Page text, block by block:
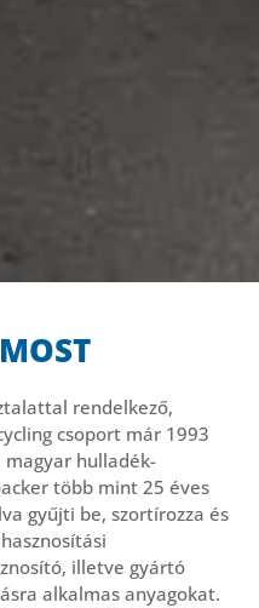
rendelkező,
csoport már 1993
hulladék-
több mint 25 éves
gyűjti be, szortírozza és
illetve gyártó
alkalmas anyagokat.